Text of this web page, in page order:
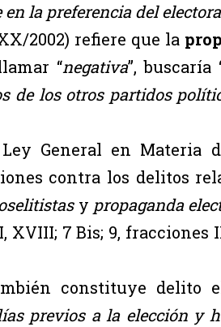
la preferencia del
2002) refiere que la
“negativa”, buscaría
de los otros partidos
General en Materia
contra los delitos
y propaganda
7 Bis; 9, fracciones
constituye delito
previos a la elección y